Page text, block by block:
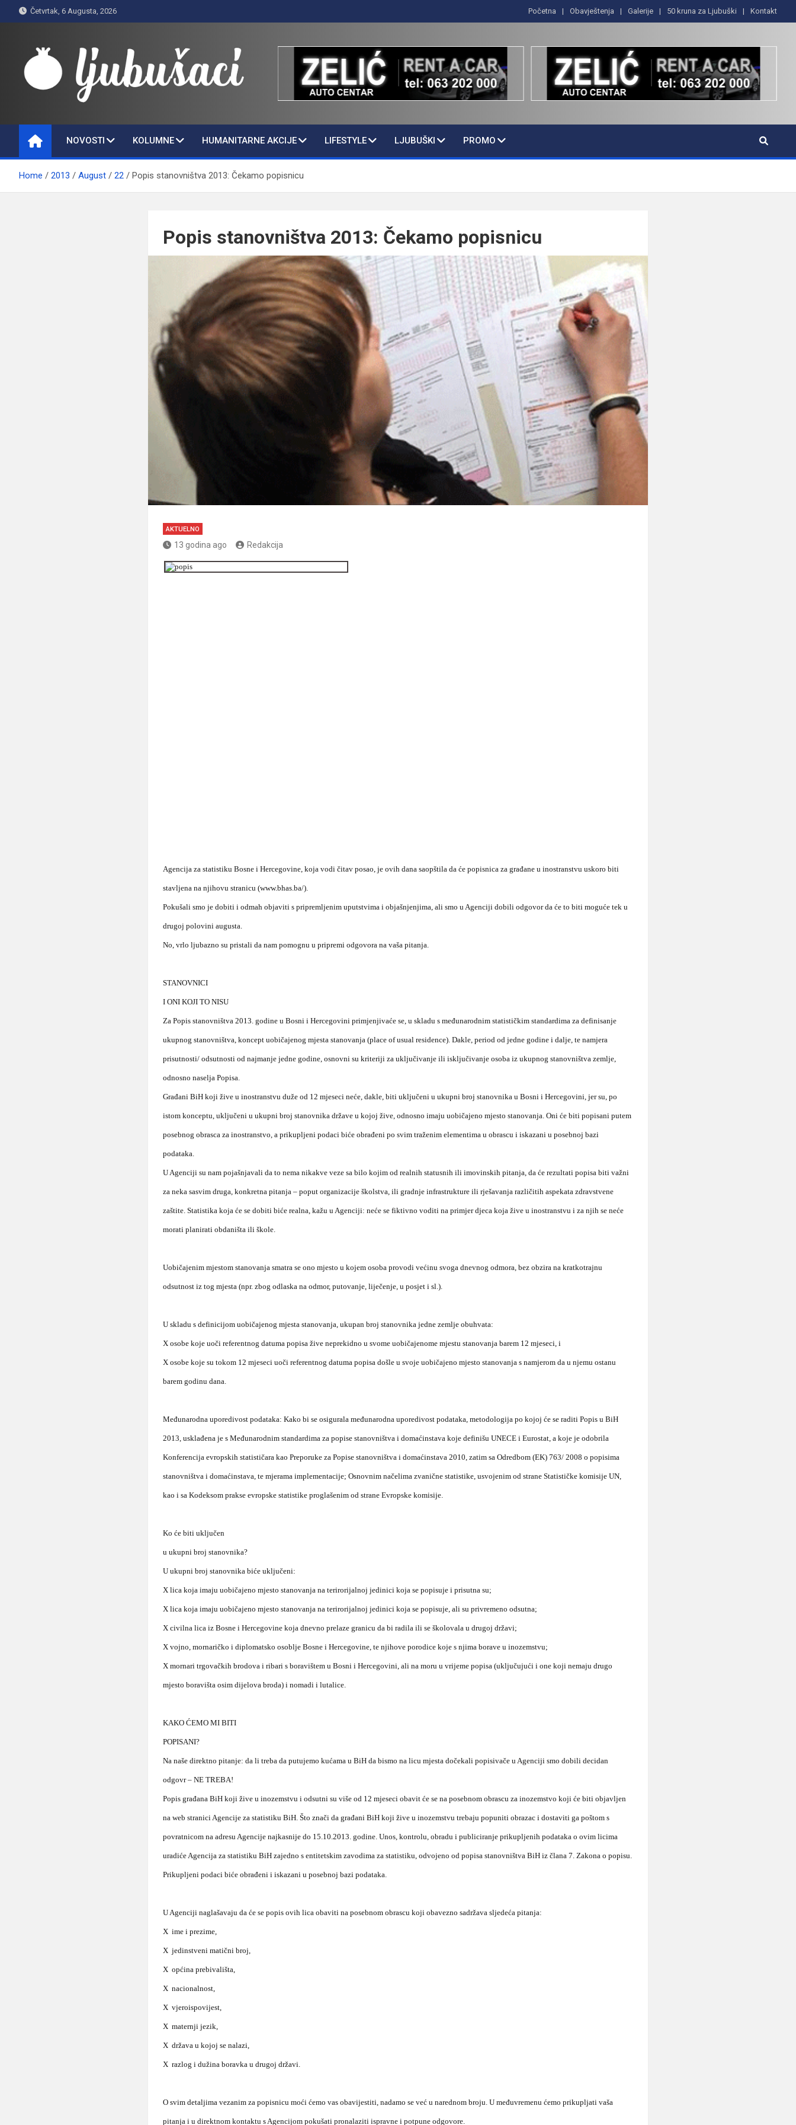
to
Četvrtak, 6 Augusta, 2026 Početna Obavještenja Galerije 50 kruna za Ljubuški Kontakt
Ljubušaci
NOVOSTI KOLUMNE HUMANITARNE AKCIJE LIFESTYLE LJUBUŠKI PROMO
Home 2013 August 22 Popis stanovništva 2013: Čekamo popisnicu
Popis stanovništva 2013: Čekamo popisnicu
AKTUELNO
13 godina ago Redakcija
Agencija za statistiku Bosne i Hercegovine, koja vodi čitav posao, je ovih dana saopštila da će popisnica za građane u inostranstvu uskoro biti
stavljena na njihovu stranicu (www.bhas.ba/).
Pokušali smo je dobiti i odmah objaviti s pripremljenim uputstvima i objašnjenjima, ali smo u Agenciji dobili odgovor da će to biti moguće tek u
drugoj polovini augusta.
No, vrlo ljubazno su pristali da nam pomognu u pripremi odgovora na vaša pitanja.
STANOVNICI
I ONI KOJI TO NISU
Za Popis stanovništva 2013. godine u Bosni i Hercegovini primjenjivaće se, u skladu s međunarodnim statističkim standardima za definisanje
ukupnog stanovništva, koncept uobičajenog mjesta stanovanja (place of usual residence). Dakle, period od jedne godine i dalje, te namjera
prisutnosti/ odsutnosti od najmanje jedne godine, osnovni su kriteriji za uključivanje ili isključivanje osoba iz ukupnog stanovništva zemlje,
odnosno naselja Popisa.
Građani BiH koji žive u inostranstvu duže od 12 mjeseci neće, dakle, biti uključeni u ukupni broj stanovnika u Bosni i Hercegovini, jer su, po
istom konceptu, uključeni u ukupni broj stanovnika države u kojoj žive, odnosno imaju uobičajeno mjesto stanovanja. Oni će biti popisani putem
posebnog obrasca za inostranstvo, a prikupljeni podaci biće obrađeni po svim traženim elementima u obrascu i iskazani u posebnoj bazi
podataka.
U Agenciji su nam pojašnjavali da to nema nikakve veze sa bilo kojim od realnih statusnih ili imovinskih pitanja, da će rezultati popisa biti važni
za neka sasvim druga, konkretna pitanja – poput organizacije školstva, ili gradnje infrastrukture ili rješavanja različitih aspekata zdravstvene
zaštite. Statistika koja će se dobiti biće realna, kažu u Agenciji: neće se fiktivno voditi na primjer djeca koja žive u inostranstvu i za njih se neće
morati planirati obdaništa ili škole.
Uobičajenim mjestom stanovanja smatra se ono mjesto u kojem osoba provodi većinu svoga dnevnog odmora, bez obzira na kratkotrajnu
odsutnost iz tog mjesta (npr. zbog odlaska na odmor, putovanje, liječenje, u posjet i sl.).
U skladu s definicijom uobičajenog mjesta stanovanja, ukupan broj stanovnika jedne zemlje obuhvata:
X osobe koje uoči referentnog datuma popisa žive neprekidno u svome uobičajenome mjestu stanovanja barem 12 mjeseci, i
X osobe koje su tokom 12 mjeseci uoči referentnog datuma popisa došle u svoje uobičajeno mjesto stanovanja s namjerom da u njemu ostanu
barem godinu dana.
Međunarodna uporedivost podataka: Kako bi se osigurala međunarodna uporedivost podataka, metodologija po kojoj će se raditi Popis u BiH
2013, usklađena je s Međunarodnim standardima za popise stanovništva i domaćinstava koje definišu UNECE i Eurostat, a koje je odobrila
Konferencija evropskih statističara kao Preporuke za Popise stanovništva i domaćinstava 2010, zatim sa Odredbom (EK) 763/ 2008 o popisima
stanovništva i domaćinstava, te mjerama implementacije; Osnovnim načelima zvanične statistike, usvojenim od strane Statističke komisije UN,
kao i sa Kodeksom prakse evropske statistike proglašenim od strane Evropske komisije.
Ko će biti uključen
u ukupni broj stanovnika?
U ukupni broj stanovnika biće uključeni:
X lica koja imaju uobičajeno mjesto stanovanja na terirorijalnoj jedinici koja se popisuje i prisutna su;
X lica koja imaju uobičajeno mjesto stanovanja na terirorijalnoj jedinici koja se popisuje, ali su privremeno odsutna;
X civilna lica iz Bosne i Hercegovine koja dnevno prelaze granicu da bi radila ili se školovala u drugoj državi;
X vojno, mornaričko i diplomatsko osoblje Bosne i Hercegovine, te njihove porodice koje s njima borave u inozemstvu;
X mornari trgovačkih brodova i ribari s boravištem u Bosni i Hercegovini, ali na moru u vrijeme popisa (uključujući i one koji nemaju drugo
mjesto boravišta osim dijelova broda) i nomadi i lutalice.
KAKO ĆEMO MI BITI
POPISANI?
Na naše direktno pitanje: da li treba da putujemo kućama u BiH da bismo na licu mjesta dočekali popisivače u Agenciji smo dobili decidan
odgovr – NE TREBA!
Popis građana BiH koji žive u inozemstvu i odsutni su više od 12 mjeseci obavit će se na posebnom obrascu za inozemstvo koji će biti objavljen
na web stranici Agencije za statistiku BiH. Što znači da građani BiH koji žive u inozemstvu trebaju popuniti obrazac i dostaviti ga poštom s
povratnicom na adresu Agencije najkasnije do 15.10.2013. godine. Unos, kontrolu, obradu i publiciranje prikupljenih podataka o ovim licima
uradiće Agencija za statistiku BiH zajedno s entitetskim zavodima za statistiku, odvojeno od popisa stanovništva BiH iz člana 7. Zakona o popisu.
Prikupljeni podaci biće obrađeni i iskazani u posebnoj bazi podataka.
U Agenciji naglašavaju da će se popis ovih lica obaviti na posebnom obrascu koji obavezno sadržava sljedeća pitanja:
X ime i prezime,
X jedinstveni matični broj,
X općina prebivališta,
X nacionalnost,
X vjeroispovijest,
X maternji jezik,
X država u kojoj se nalazi,
X razlog i dužina boravka u drugoj državi.
O svim detaljima vezanim za popisnicu moći ćemo vas obavijestiti, nadamo se već u narednom broju. U međuvremenu ćemo prikupljati vaša
pitanja i u direktnom kontaktu s Agencijom pokušati pronalaziti ispravne i potpune odgovore.